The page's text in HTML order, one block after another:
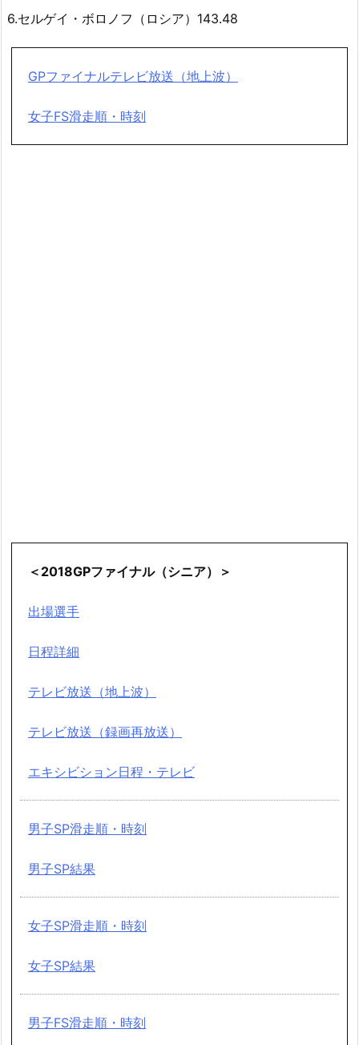
6.セルゲイ・ボロノフ（ロシア）143.48
GPファイナルテレビ放送（地上波）
女子FS滑走順・時刻
＜2018GPファイナル（シニア）＞
出場選手
日程詳細
テレビ放送（地上波）
テレビ放送（録画再放送）
エキシビション日程・テレビ
男子SP滑走順・時刻
男子SP結果
女子SP滑走順・時刻
女子SP結果
男子FS滑走順・時刻